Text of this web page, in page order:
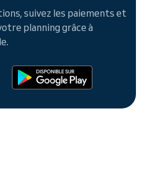
suivez les paiements et
planning grâce à